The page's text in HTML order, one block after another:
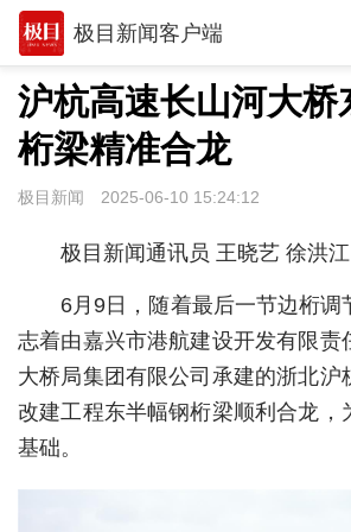
极目新闻客户端
推荐
观点
时政
世相
环球
专题
沪杭高速长山河大桥
桁梁精准合龙
极目新闻 2025-06-10 15:24:12
极目新闻通讯员 王晓艺 徐洪江
6月9日，随着最后一节边桁调
志着由嘉兴市港航建设开发有限责
大桥局集团有限公司承建的浙北沪
改建工程东半幅钢桁梁顺利合龙，
基础。